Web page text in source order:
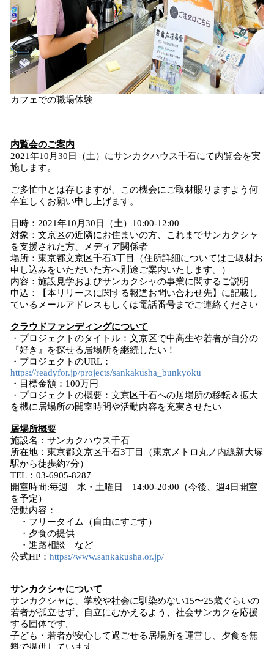
カフェでの職場体験
内覧会のご案内
2021年10月30日（土）にサンカクハウス千石にて内覧会を実
施します。
ご多忙中とは存じますが、この機会にご取材賜りますよう何
卒宜しくお願い申し上げます。
日時：2021年10月30日（土）10:00-12:00
対象：文京区の近隣にお住まいの方、これまでサンカクシャ
を支援された方、メディア関係者
場所：東京都文京区千石3丁目（住所詳細についてはご取材お
申し込みをいただいた方へ別途ご案内いたします。）
内容：施設見学およびサンカクシャの事業に関するご説明
申込：【本リリースに関する報道お問い合わせ先】に記載し
ているメールアドレスもしくは電話番号までご連絡ください
クラウドファンディングについて
・プロジェクトのタイトル：文京区で中高生や若者が自分の
『好き』を探せる居場所を継続したい！
・プロジェクトのURL：
https://readyfor.jp/projects/sankakusha_bunkyoku
・目標金額：100万円
・プロジェクトの概要：文京区千石への居場所の移転＆拡大
を機に居場所の開室時間や活動内容を充実させたい
居場所概要
施設名：サンカクハウス千石
所在地：東京都文京区千石3丁目（東京メトロ丸ノ内線新大塚
駅から徒歩約7分）
TEL：03-6905-8287
開室時間:毎週 水・土曜日 14:00-20:00（今後、週4日開室
を予定）
活動内容：
・フリータイム（自由にすごす）
・夕食の提供
・進路相談 など
公式HP： https://www.sankakusha.or.jp/
サンカクシャについて
サンカクシャは、学校や社会に馴染めない15〜25歳ぐらいの
若者が孤立せず、自立にむかえるよう、社会サンカクを応援
する団体です。
子ども・若者が安心して過ごせる居場所を運営し、夕食を無